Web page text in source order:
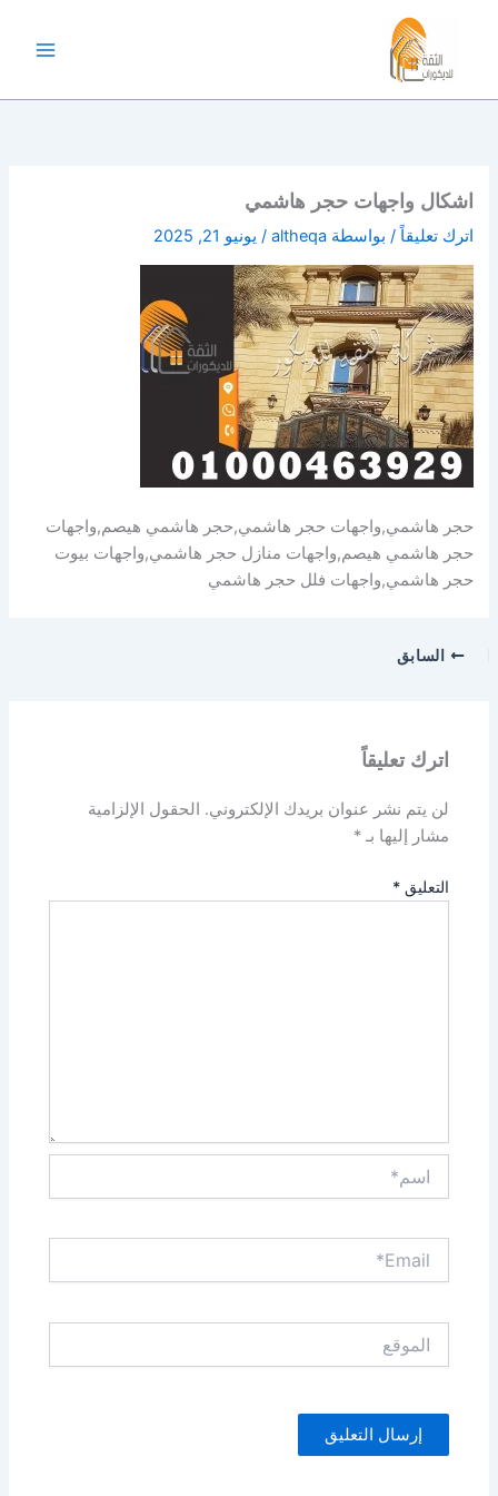
المحتوى
اشكال واجهات حجر هاشمي
اترك تعليقاً / بواسطة altheqa
/ يونيو 21, 2025
حجر هاشمي,واجهات حجر هاشمي,حجر هاشمي هيصم,واجهات
حجر هاشمي هيصم,واجهات منازل حجر هاشمي,واجهات بيوت
حجر هاشمي,واجهات فلل حجر هاشمي
السابق
اترك تعليقاً
لن يتم نشر عنوان بريدك الإلكتروني. الحقول الإلزامية
مشار إليها بـ*
التعليق*